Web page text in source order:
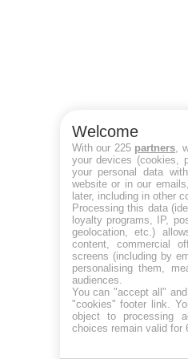
Welcome
With our 225 partners ,
your devices (cookies,
your personal data
website or in our
later, including in other
Processing this data
loyalty programs, IP,
geolocation, etc.)
content, commercial
screens (including by
personalising them,
audiences.
You can "accept all"
"cookies" footer link .
object to processing
choices remain valid for